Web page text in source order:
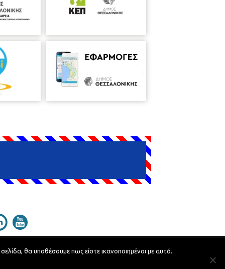
Developed byMyCompany Projects
θα υποθέσουμε πως είστε ικανοποιημένοι με αυτό.